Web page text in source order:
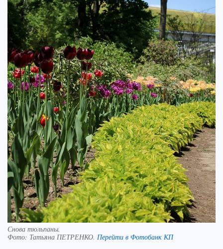
Снова тюльпаны.
Фото: Татьяна ПЕТРЕНКО. Перейти в Фотобанк КП